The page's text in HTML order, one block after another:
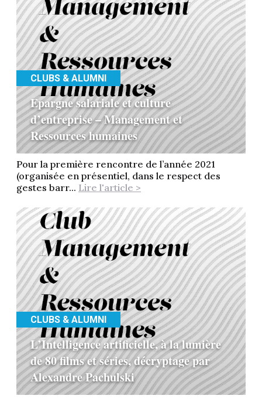
CLUBS & ALUMNI
Epargne salariale et culture
d’entreprise – Management et
Ressources humaines
Pour la première rencontre de l’année 2021
(organisée en présentiel, dans le respect des
gestes barr... Lire l'article >
CLUBS & ALUMNI
L’Intelligence artificielle, à la lumière
de 80 films et séries, décryptage par
Alexandre Pachulski